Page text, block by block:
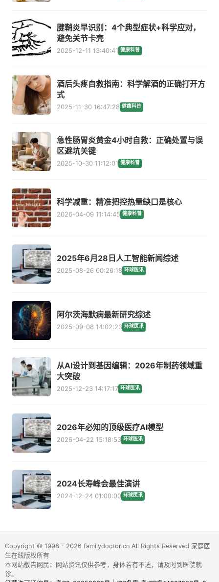
腱鞘炎早识别：4个典型症状+科学应对，
避免关节卡壳
2025-12-11 13:40:41 健康科普
酒后头疼自救指南：科学解酒的正确打开方
式
2025-11-30 16:47:28 健康科普
急性肠胃炎黄金4小时自救：正确处置与误
区避坑关键
2025-10-30 11:12:01 健康科普
科学减重：精准把控热量缺口是核心
2026-04-09 11:14:45 健康科普
2025年6月28日人工智能新闻综述
2025-08-26 00:26:18 环球医讯
阿尔茨海默病最新研究综述
2025-09-08 14:02:23 环球医讯
从AI设计到基因编辑：2026年制药领域重
大突破
2025-12-23 14:17:17 环球医讯
2026年必知的顶级医疗AI模型
2026-04-22 15:18:53 环球医讯
2024长寿峰会最佳演讲
2024-12-24 01:00:00 环球医讯
Copyright © 1998 - 2026 familydoctor.cn All Rights Reserved 家庭医
生在线版权所有
本网站敬告网民：网站资讯仅供参考，身体若有不适，请及时到医院就
诊。